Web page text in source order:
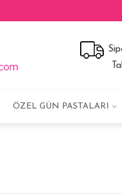
ÖZEL GÜN PASTALARI